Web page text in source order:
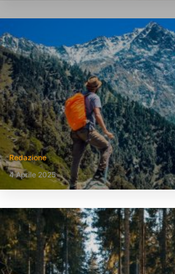
Redazione
4 Aprile 2025